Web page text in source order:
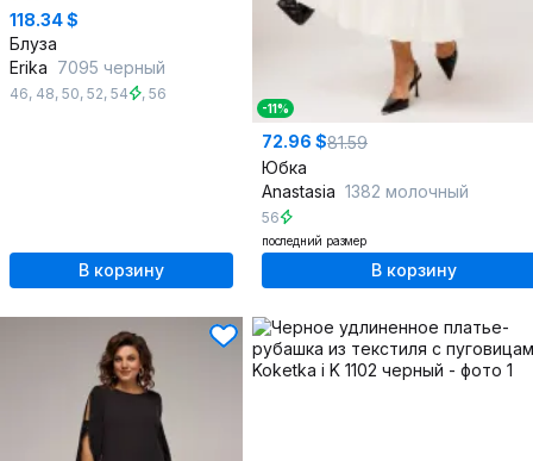
118.34 $
Блуза
Erika 7095 черный
46, 48, 50, 52, 54 , 56
В корзину
-11%
72.96 $81.59
Юбка
Anastasia 1382 молочный
56
последний размер
В корзину